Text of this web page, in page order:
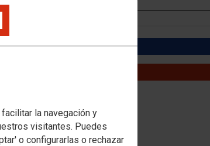
la navegación y
visitantes. Puedes
o configurarlas o rechazar
cambios que
del
FACEBOOK